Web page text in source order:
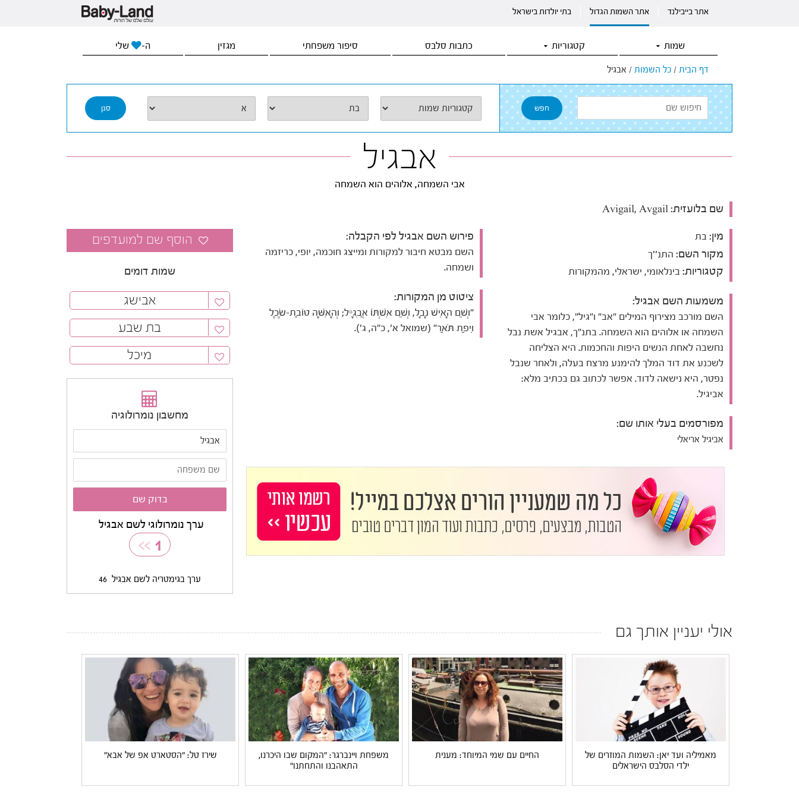
אתר בייבילנד אתר השמות הגדול בתי יולדות בישראל
שמות קטגוריות כתבות סלבס סיפור משפחתי מגזין ה- שלי
דף הבית / כל השמות / אבגיל
אבגיל
אבי השמחה, אלוהים הוא השמחה
שם בלועזית:
מין: בת
מקור השם: התנ''ך
קטגוריות: בינלאומי, ישראלי, מהמקורות
משמעות השם אבגיל:
השם מורכב מצירוף המילים "אב" ו"גיל", כלומר אבי
השמחה או אלוהים הוא השמחה. בתנ"ך, אבגיל אשת נבל
נחשבה לאחת הנשים היפות והחכמות. היא הצליחה
לשכנע את דוד המלך להימנע מרצח בעלה, ולאחר שנבל
נפטר, היא נישאה לדוד. אפשר לכתוב גם בכתיב מלא:
אביגיל.
מפורסמים בעלי אותו שם:
אביגיל אריאלי
פירוש השם אבגיל לפי הקבלה:
השם מבטא חיבור למקורות ומייצג חוכמה, יופי, כריזמה
ושמחה.
ציטוט מן המקורות:
"וְשֵׁם הָאִישׁ נָבָל, וְשֵׁם אִשְׁתּוֹ אֲבִגָיִל; וְהָאִשָּׁה טוֹבַת-שֶׂכֶל
וִיפַת תֹּאַר" (שמואל א', כ"ה, ג').
שמות דומים
אבישג
בת שבע
מיכל
מחשבון נומרולוגיה
ערך נומרולוגי לשם אבגיל
1
>>
ערך בגימטריה לשם אבגיל 46
אולי יעניין אותך גם
מאמיליה ועד יאן: השמות המוזרים של
ילדי הסלבס הישראלים
החיים עם שמי המיוחד: מענית
משפחת ויינברגר: "המקום שבו היכרנו,
התאהבנו והתחתנו"
שירז טל: "הסטארט אפ של אבא"